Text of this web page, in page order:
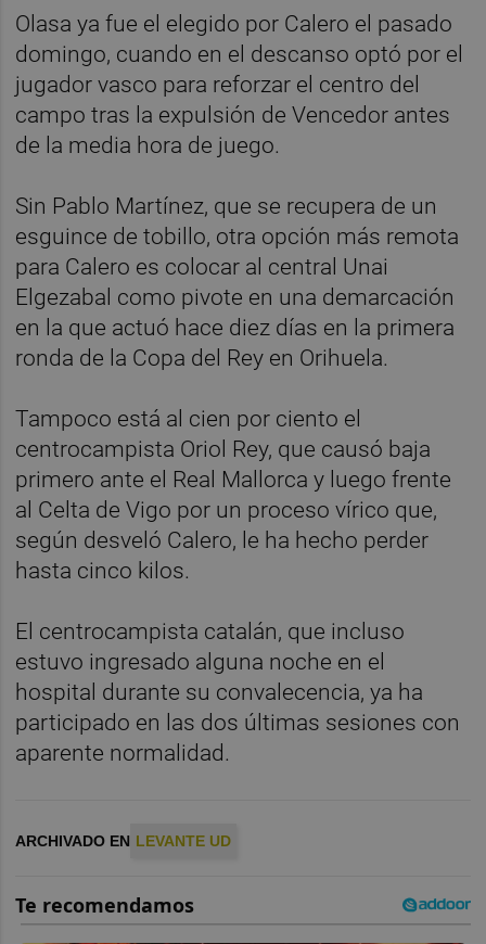
Olasa ya fue el elegido por Calero el pasado
domingo, cuando en el descanso optó por el
jugador vasco para reforzar el centro del
campo tras la expulsión de Vencedor antes
de la media hora de juego.
Sin Pablo Martínez, que se recupera de un
esguince de tobillo, otra opción más remota
para Calero es colocar al central Unai
Elgezabal como pivote en una demarcación
en la que actuó hace diez días en la primera
ronda de la Copa del Rey en Orihuela.
Tampoco está al cien por ciento el
centrocampista Oriol Rey, que causó baja
primero ante el Real Mallorca y luego frente
al Celta de Vigo por un proceso vírico que,
según desveló Calero, le ha hecho perder
hasta cinco kilos.
El centrocampista catalán, que incluso
estuvo ingresado alguna noche en el
hospital durante su convalecencia, ya ha
participado en las dos últimas sesiones con
aparente normalidad.
ARCHIVADO EN LEVANTE UD